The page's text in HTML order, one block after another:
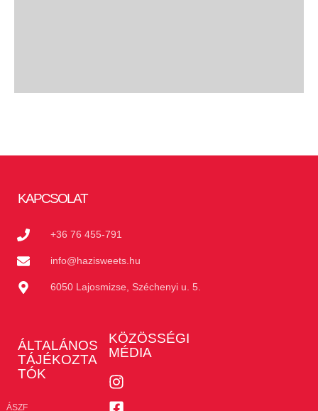
KAPCSOLAT
+36 76 455-791
info@hazisweets.hu
6050 Lajosmizse, Széchenyi u. 5.
ÁLTALÁNOS
TÁJÉKOZTA
TÓK
ÁSZF
KÖZÖSSÉGI
MÉDIA